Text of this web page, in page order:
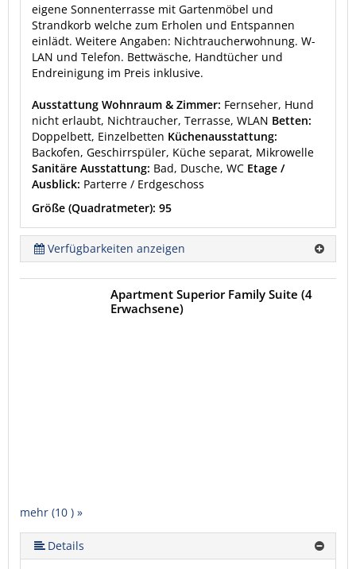
eigene Sonnenterrasse mit Gartenmöbel und
Strandkorb welche zum Erholen und Entspannen
einlädt. Weitere Angaben: Nichtraucherwohnung. W-
LAN und Telefon. Bettwäsche, Handtücher und
Endreinigung im Preis inklusive.
Ausstattung Wohnraum & Zimmer: Fernseher, Hund
nicht erlaubt, Nichtraucher, Terrasse, WLAN Betten:
Doppelbett, Einzelbetten Küchenausstattung:
Backofen, Geschirrspüler, Küche separat, Mikrowelle
Sanitäre Ausstattung: Bad, Dusche, WC Etage /
Ausblick: Parterre / Erdgeschoss
Größe (Quadratmeter): 95
Verfügbarkeiten anzeigen
mehr (10 ) »
mehr (10 ) »
mehr (10 ) »
mehr (10 ) »
mehr (10 ) »
mehr (10 ) »
mehr (10 ) »
Apartment Superior Family Suite (4
Erwachsene)
Details